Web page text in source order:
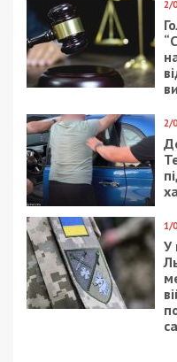
“У зв’язку зі
мають право на
(отримувачі пенсії
одержувачі пенсій
бойових дій та ін.),
питань соцполітики
У ЄС чоловіки в
64,3, а жінки – у
Європи ухвалює
підвищення
практикою
кінця війни це
але це доведеться
За матеріалами